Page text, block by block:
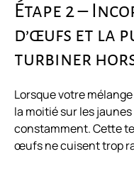
Étape 2 –
d’œufs et la
turbiner
Lorsque votre
la moitié sur les
constamment. Cette
œufs ne cuisent trop